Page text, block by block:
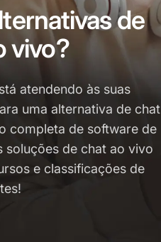
de
vivo?
atendendo às suas
uma alternativa de chat
completa de software de
soluções de chat ao vivo
e classificações de